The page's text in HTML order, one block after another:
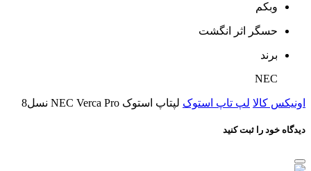
وبکم
حسگر اثر انگشت
برند
NEC
اونیکس کالا لپ تاپ استوک لپتاپ استوک NEC Verca Pro نسل8
دیدگاه خود را ثبت کنید